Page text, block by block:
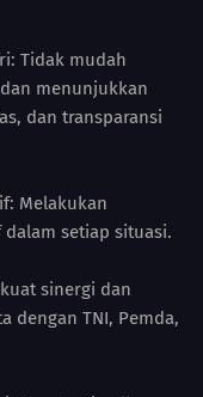
Tidak mudah
menunjukkan
dan transparansi
Melakukan
setiap situasi.
sinergi dan
dengan TNI, Pemda,